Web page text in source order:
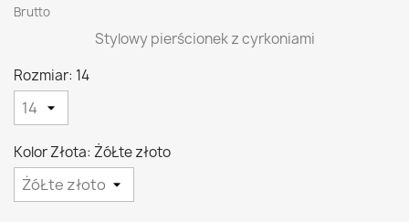
Brutto
Stylowy pierścionek z cyrkoniami
Rozmiar: 14
Kolor Złota: ŻóŁte złoto